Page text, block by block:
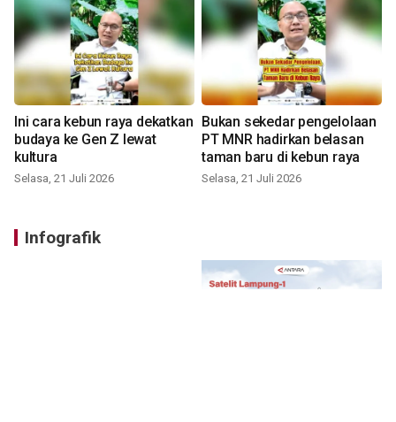
Ini cara kebun raya dekatkan
budaya ke Gen Z lewat
kultura
Selasa, 21 Juli 2026
Bukan sekedar pengelolaan
PT MNR hadirkan belasan
taman baru di kebun raya
Selasa, 21 Juli 2026
Infografik